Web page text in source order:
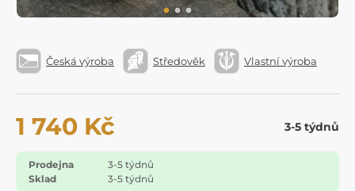
Česká výroba Středověk Vlastní výroba
1 740 Kč 3-5 týdnů
Prodejna
3-5 týdnů
Sklad
3-5 týdnů